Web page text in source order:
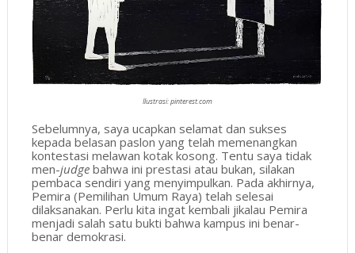
Ilustrasi: pinterest.com
Sebelumnya, saya ucapkan selamat dan sukses
kepada belasan paslon yang telah memenangkan
kontestasi melawan kotak kosong. Tentu saya tidak
men-judgebahwa ini prestasi atau bukan, silakan
pembaca sendiri yang menyimpulkan. Pada akhirnya,
Pemira (Pemilihan Umum Raya) telah selesai
dilaksanakan. Perlu kita ingat kembali jikalau Pemira
menjadi salah satu bukti bahwa kampus ini benar-
benar demokrasi.